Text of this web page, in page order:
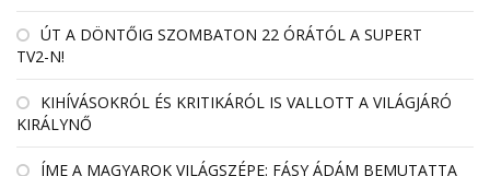
ÚT A DÖNTŐIG SZOMBATON 22 ÓRÁTÓL A SUPERT
TV2-N!
KIHÍVÁSOKRÓL ÉS KRITIKÁRÓL IS VALLOTT A VILÁGJÁRÓ
KIRÁLYNŐ
ÍME A MAGYAROK VILÁGSZÉPE: FÁSY ÁDÁM BEMUTATTA